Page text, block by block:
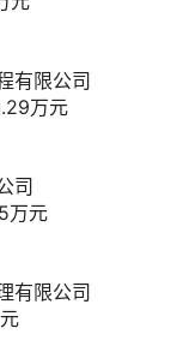
有限公司
万元
司
万元
有限公司